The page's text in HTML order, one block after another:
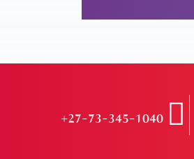
+27-73-345-1040